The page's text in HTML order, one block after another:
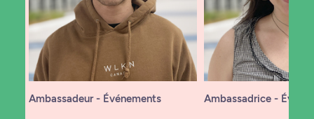
Ambassadeur - Événements Ambassadrice -